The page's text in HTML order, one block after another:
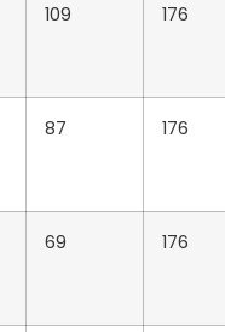
109 176
87 176
69 176